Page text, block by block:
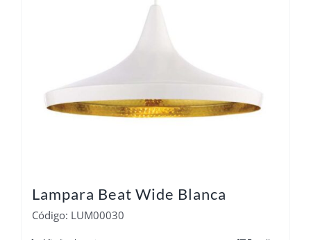
Lampara Beat Wide Blanca
Código: LUM00030